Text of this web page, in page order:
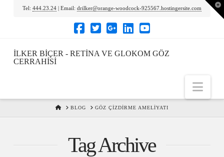
Tel: 444.23.24| Email: drilker@orange-woodcock-925567.hostingersite.com
İLKER BIÇER - RETINA VE GLOKOM GÖZ
CERRAHISI
HOMEBLOG GÖZ ÇIZDIRME AMELIYATI
Tag Archive